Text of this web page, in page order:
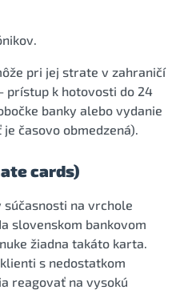
pri jej strate v zahraničí
prístup k hotovosti do 24
banky alebo vydanie
časovo obmedzená).
cards)
na vrchole
slovenskom bankovom
žiadna takáto karta.
s nedostatkom
reagovať na vysokú